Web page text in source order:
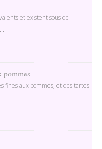
et existent sous de
pommes
fines aux pommes, et des tartes